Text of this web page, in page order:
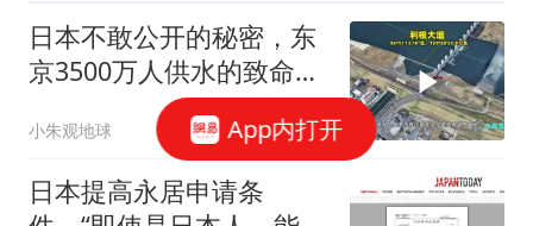
日本不敢公开的秘密，东
京3500万人供水的致命软
小朱观地球
日本提高永居申请条
App内打开